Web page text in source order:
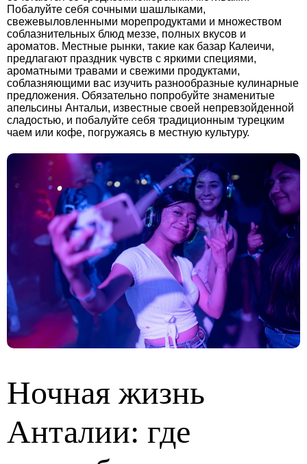
Побалуйте себя сочными шашлыками,
свежевыловленными морепродуктами и множеством
соблазнительных блюд меззе, полных вкусов и
ароматов. Местные рынки, такие как базар Калеичи,
предлагают праздник чувств с яркими специями,
ароматными травами и свежими продуктами,
соблазняющими вас изучить разнообразные кулинарные
предложения. Обязательно попробуйте знаменитые
апельсины Антальи, известные своей непревзойденной
сладостью, и побалуйте себя традиционным турецким
чаем или кофе, погружаясь в местную культуру.
Ночная жизнь
Анталии: где